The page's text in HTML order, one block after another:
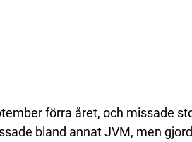
förra året, och missade
bland annat JVM, men